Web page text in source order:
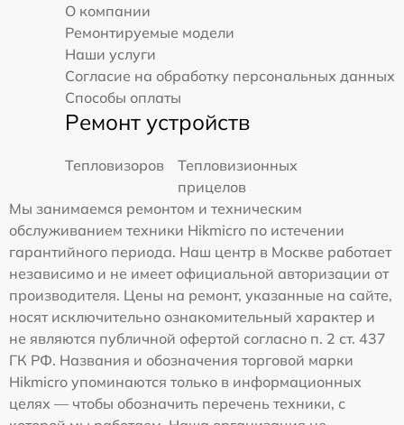
О компании
Ремонтируемые модели
Наши услуги
Согласие на обработку персональных данных
Способы оплаты
Ремонт устройств
Тепловизоров
Тепловизионных
прицелов
Мы занимаемся ремонтом и техническим
обслуживанием техники Hikmicro по истечении
гарантийного периода. Наш центр в Москве работает
независимо и не имеет официальной авторизации от
производителя. Цены на ремонт, указанные на сайте,
носят исключительно ознакомительный характер и
не являются публичной офертой согласно п. 2 ст. 437
ГК РФ. Названия и обозначения торговой марки
Hikmicro упоминаются только в информационных
целях — чтобы обозначить перечень техники, с